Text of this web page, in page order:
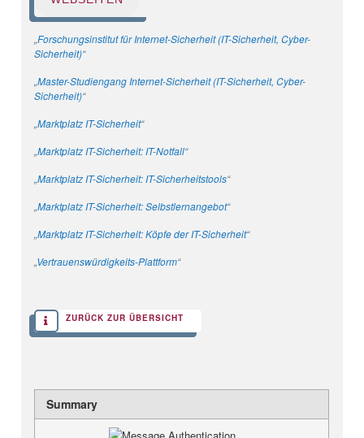
„Forschungsinstitut für Internet-Sicherheit (IT-Sicherheit, Cyber-
Sicherheit)“
„Master-Studiengang Internet-Sicherheit (IT-Sicherheit, Cyber-
Sicherheit)“
„Marktplatz IT-Sicherheit“
„Marktplatz IT-Sicherheit: IT-Notfall“
„Marktplatz IT-Sicherheit: IT-Sicherheitstools“
„Marktplatz IT-Sicherheit: Selbstlernangebot“
„Marktplatz IT-Sicherheit: Köpfe der IT-Sicherheit“
„Vertrauenswürdigkeits-Plattform“
ZURÜCK ZUR ÜBERSICHT
Summary